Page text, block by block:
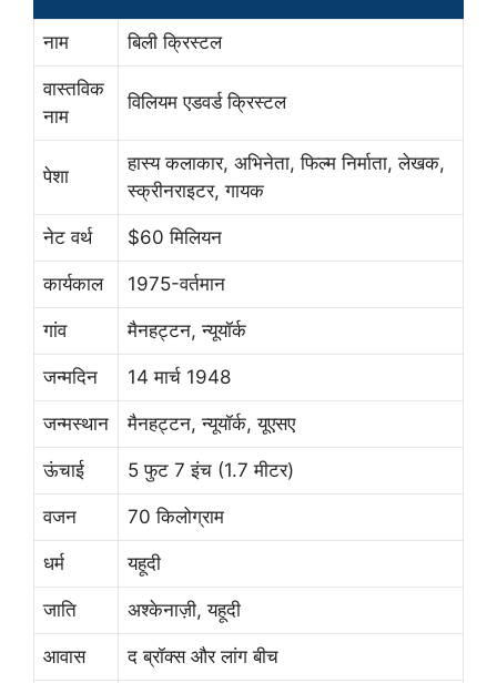
नाम बिली क्रिस्टल
वास्तविक
नाम
विलियम एडवर्ड क्रिस्टल
पेशा
हास्य कलाकार, अभिनेता, फिल्म निर्माता, लेखक,
स्क्रीनराइटर, गायक
नेट वर्थ $60 मिलियन
कार्यकाल 1975-वर्तमान
गांव मैनहट्टन, न्यूयॉर्क
जन्मदिन 14 मार्च 1948
जन्मस्थान मैनहट्टन, न्यूयॉर्क, यूएसए
ऊंचाई 5 फुट 7 इंच (1.7 मीटर)
वजन 70 किलोग्राम
धर्म यहूदी
जाति अश्केनाज़ी, यहूदी
आवास द ब्रॉक्स और लांग बीच